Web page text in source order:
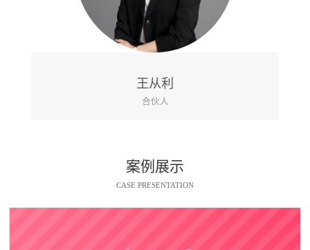
戴芙桑
执业律师
案例展示
CASE PRESENTATION